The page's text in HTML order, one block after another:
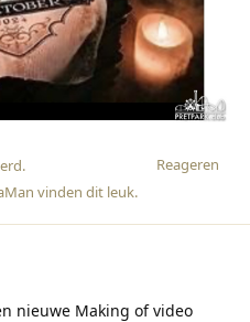
Reageren
.
vinden dit leuk.
nieuwe Making of video